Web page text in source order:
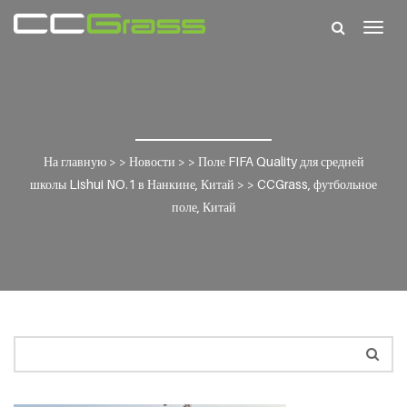
На главную> > Новости > > Поле FIFA Quality для средней
школы Lishui NO.1 в Нанкине, Китай > > CCGrass, футбольное
поле, Китай